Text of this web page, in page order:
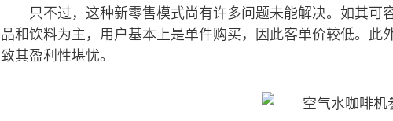
只不过，这种新零售模式尚有许多问题未能解决。如其
品和饮料为主，用户基本上是单件购买，因此客单价较低。
致其盈利性堪忧。